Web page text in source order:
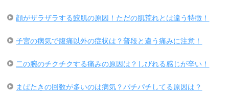
顔がザラザラする鮫肌の原因！ただの肌荒れとは違う特徴！
子宮の病気で腹痛以外の症状は？普段と違う痛みに注意！
二の腕のチクチクする痛みの原因は？しびれる感じが辛い！
まばたきの回数が多いのは病気？パチパチしてる原因は？